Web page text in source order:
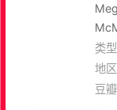
类
地
豆